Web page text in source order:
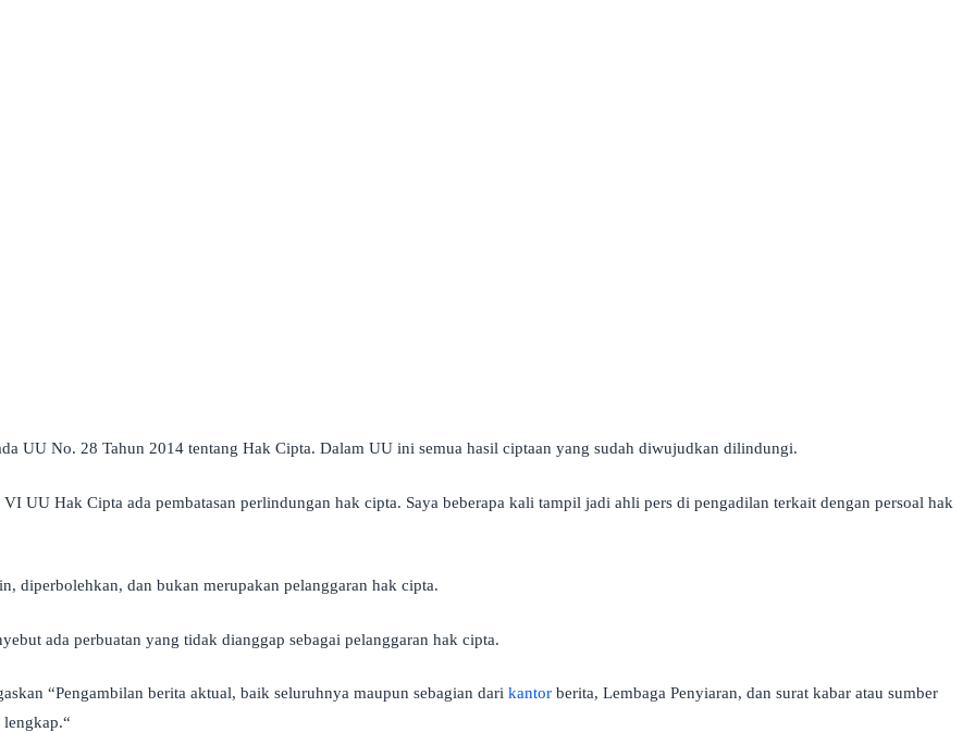
UU No. 28 Tahun 2014 tentang Hak Cipta. Dalam UU ini semua hasil ciptaan yang sudah diwujudkan dilindungi.
UU Hak Cipta ada pembatasan perlindungan hak cipta. Saya beberapa kali tampil jadi ahli pers di pengadilan terkait dengan persoal hak
diperbolehkan, dan bukan merupakan pelanggaran hak cipta.
ada perbuatan yang tidak dianggap sebagai pelanggaran hak cipta.
“Pengambilan berita aktual, baik seluruhnya maupun sebagian dari kantor berita, Lembaga Penyiaran, dan surat kabar atau sumber
lengkap.“